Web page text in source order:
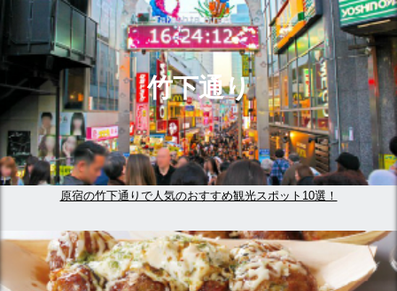
竹下通り
原宿の竹下通りで人気のおすすめ観光スポット10選！